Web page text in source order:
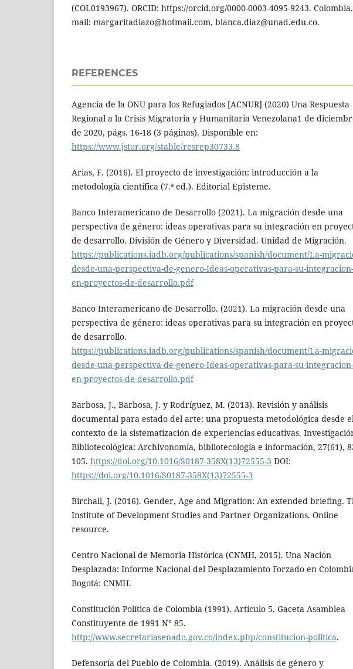
(COL0193967). ORCID: https://orcid.org/0000-0003-4095-9243.
mail: margaritadiazo@hotmail.com, blanca.diaz@unad.edu.co.
REFERENCES
Agencia de la ONU para los Refugiados [ACNUR] (2020) Una Respuesta
Regional a la Crisis Migratoria y Humanitaria Venezolana1 de
de 2020, págs. 16-18 (3 páginas). Disponible en:
https://www.jstor.org/stable/resrep30733.8
Arias, F. (2016). El proyecto de investigación: introducción a la
metodología científica (7.ª ed.). Editorial Episteme.
Banco Interamericano de Desarrollo (2021). La migración desde una
perspectiva de género: ideas operativas para su integración en
de desarrollo. División de Género y Diversidad. Unidad de Migración.
https://publications.iadb.org/publications/spanish/document/La-
desde-una-perspectiva-de-genero-Ideas-operativas-para-su-integracion-
en-proyectos-de-desarrollo.pdf
Banco Interamericano de Desarrollo. (2021). La migración desde una
perspectiva de género: ideas operativas para su integración en
de desarrollo.
https://publications.iadb.org/publications/spanish/document/La-
desde-una-perspectiva-de-genero-Ideas-operativas-para-su-integracion-
en-proyectos-de-desarrollo.pdf
Barbosa, J., Barbosa, J. y Rodríguez, M. (2013). Revisión y análisis
documental para estado del arte: una propuesta metodológica desde
contexto de la sistematización de experiencias educativas.
Bibliotecológica: Archivonomía, bibliotecología e información, 27(61),
105. https://doi.org/10.1016/S0187-358X(13)72555-3 DOI:
https://doi.org/10.1016/S0187-358X(13)72555-3
Birchall, J. (2016). Gender, Age and Migration: An extended briefing.
Institute of Development Studies and Partner Organizations. Online
resource.
Centro Nacional de Memoria Histórica (CNMH, 2015). Una Nación
Desplazada: Informe Nacional del Desplazamiento Forzado en
Bogotá: CNMH.
Constitución Política de Colombia (1991). Artículo 5. Gaceta Asamblea
Constituyente de 1991 N° 85.
http://www.secretariasenado.gov.co/index.php/constitucion-politica.
Defensoría del Pueblo de Colombia. (2019). Análisis de género y